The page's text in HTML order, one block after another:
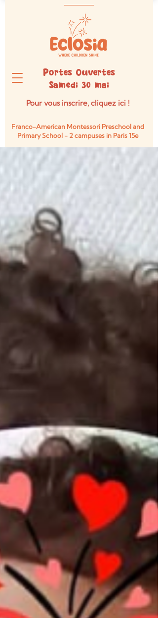
Portes Ouvertes
Samedi 30 mai
Pour vous inscrire, cliquez ici !
Franco-American Montessori Preschool and
Primary School - 2 campuses in Paris 15e